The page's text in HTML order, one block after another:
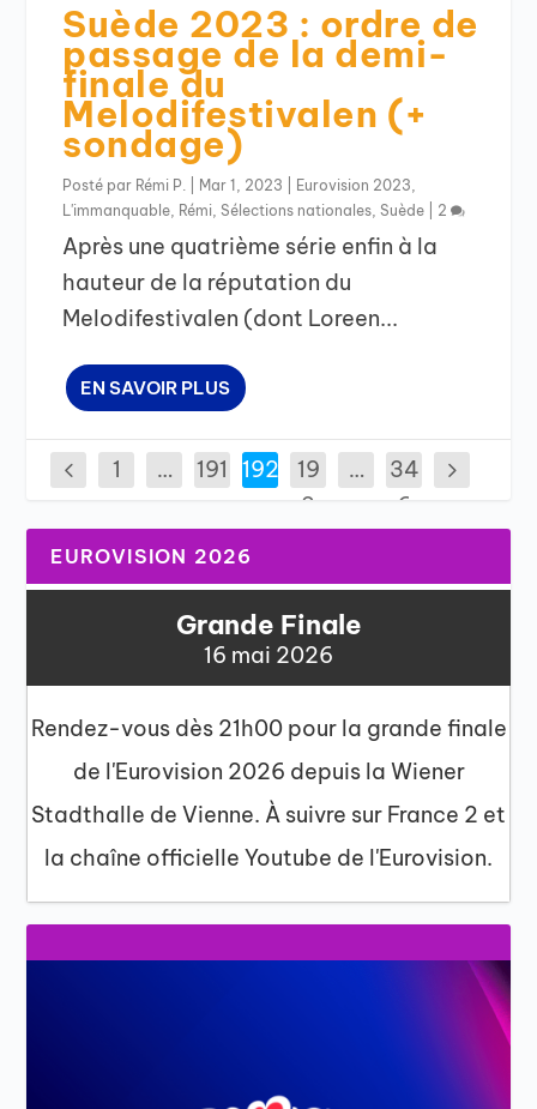
Suède 2023 : ordre de
passage de la demi-
finale du
Melodifestivalen (+
sondage)
Posté par Rémi P. Mar 1, 2023 Eurovision 2023,
L'immanquable, Rémi,Sélections nationales,Suède 2
Après une quatrième série enfin à la
hauteur de la réputation du
Melodifestivalen (dont Loreen...
EN SAVOIR PLUS
1 … 191 192
19
3
…
34
6
EUROVISION 2026
Grande Finale
16 mai 2026
Rendez-vous dès 21h00 pour la grande finale
de l'Eurovision 2026 depuis la Wiener
Stadthalle de Vienne. À suivre sur France 2 et
la chaîne officielle Youtube de l'Eurovision.